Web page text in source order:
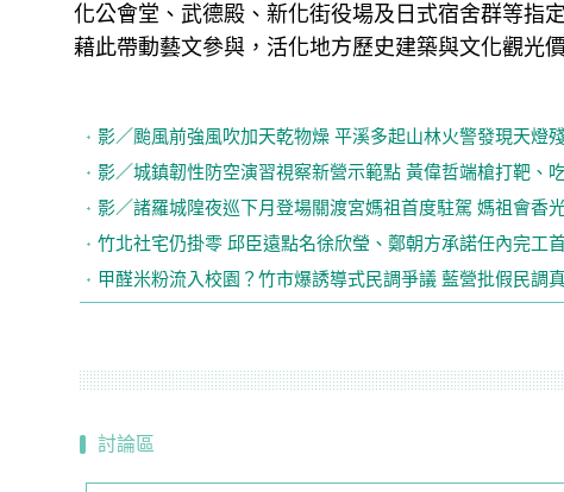
化公會堂、武德殿、新化街役場及日式宿舍群等指
藉此帶動藝文參與，活化地方歷史建築與文化觀光
影／颱風前強風吹加天乾物燥 平溪多起山林火警發現天燈
影／城鎮韌性防空演習視察新營示範點 黃偉哲端槍打靶、
影／諸羅城隍夜巡下月登場關渡宮媽祖首度駐駕 媽祖會香
竹北社宅仍掛零 邱臣遠點名徐欣瑩、鄭朝方承諾任內完工
甲醛米粉流入校園？竹市爆誘導式民調爭議 藍營批假民調
討論區